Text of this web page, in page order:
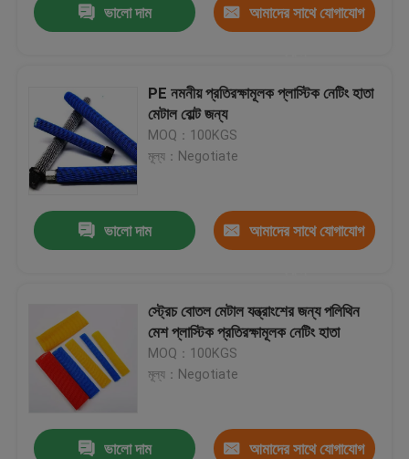
নমনীয় পিভিসি টিউবিং
ঢেউখেলান নমনীয় টিউবিং
পিইটি এক্সপেন্ডেবল ব্রেইল স্লিভিউং
প্রতিরক্ষামূলক নেট স্লিভ
অ বোনা ব্যাগ
কেবল মেষ হাতা
ভালো দাম আমাদের সাথে যোগাযোগ
PE নমনীয় প্রতিরক্ষামূলক প্লাস্টিক নেটিং হাতা
মেটাল বোল্ট জন্য
MOQ：100KGS
মূল্য：Negotiate
ভালো দাম আমাদের সাথে যোগাযোগ
স্ট্রেচ বোতল মেটাল যন্ত্রাংশের জন্য পলিথিন
মেশ প্লাস্টিক প্রতিরক্ষামূলক নেটিং হাতা
MOQ：100KGS
মূল্য：Negotiate
ভালো দাম আমাদের সাথে যোগাযোগ